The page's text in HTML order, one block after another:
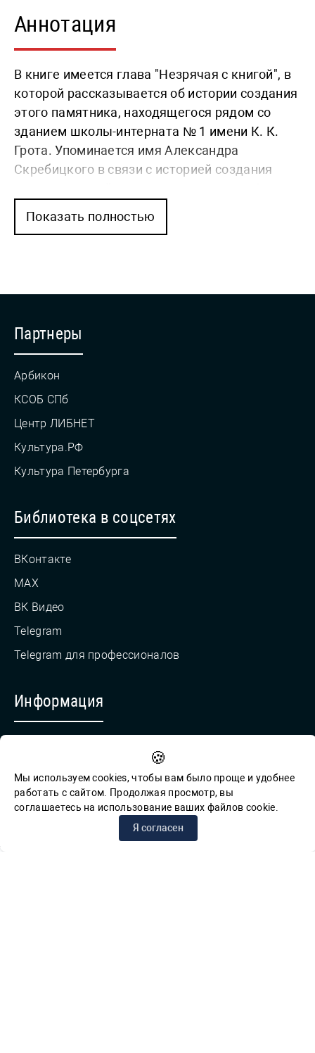
Аннотация
В книге имеется глава "Незрячая с книгой", в
которой рассказывается об истории создания
этого памятника, находящегося рядом со
зданием школы-интерната № 1 имени К. К.
Грота. Упоминается имя Александра
Скребицкого в связи с историей создания
Показать полностью
Партнеры
Арбикон
КСОБ СПб
Центр ЛИБНЕТ
Культура.РФ
Культура Петербурга
Библиотека в соцсетях
ВКонтакте
MAX
ВК Видео
Telegram
Telegram для профессионалов
Информация
Обратная связь для сообщений о фактах коррупции
© СПб ГБУК ГСЦБС, 2012-2026 гг.
🍪
Мы используем cookies, чтобы вам было проще и удобнее
работать с сайтом. Продолжая просмотр, вы
соглашаетесь на использование ваших файлов cookie.
Я согласен